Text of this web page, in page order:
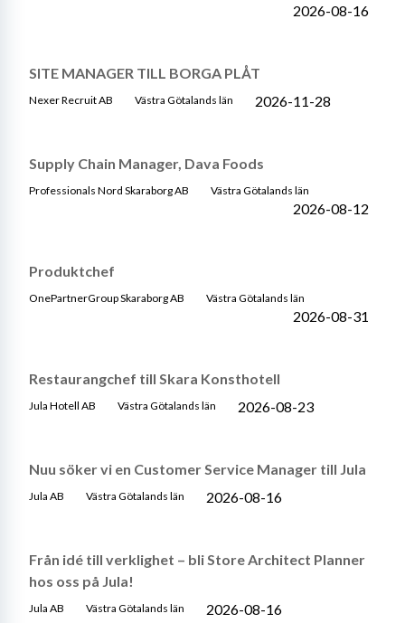
2026-08-16
SITE MANAGER TILL BORGA PLÅT
Nexer Recruit AB Västra Götalands län 2026-11-28
Supply Chain Manager, Dava Foods
Professionals Nord Skaraborg AB Västra Götalands län
2026-08-12
Produktchef
OnePartnerGroup Skaraborg AB Västra Götalands län
2026-08-31
Restaurangchef till Skara Konsthotell
Jula Hotell AB Västra Götalands län 2026-08-23
Nuu söker vi en Customer Service Manager till Jula
Jula AB Västra Götalands län 2026-08-16
Från idé till verklighet – bli Store Architect Planner
hos oss på Jula!
Jula AB Västra Götalands län 2026-08-16